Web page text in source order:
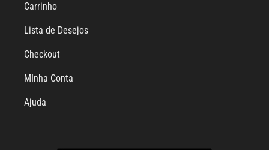
Carrinho
Lista de Desejos
Checkout
MInha Conta
Ajuda